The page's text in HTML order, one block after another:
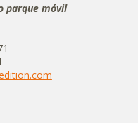
parque móvil